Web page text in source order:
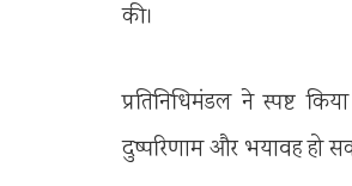
की।
प्रतिनिधिमंडल ने स्पष्ट
दुष्परिणाम और भयावह हो